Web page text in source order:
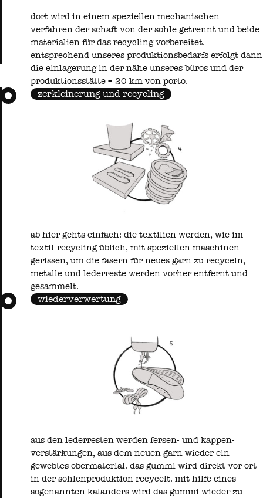
dort wird in einem speziellen mechanischen
verfahren der schaft von der sohle getrennt und beide
materialien für das recycling vorbereitet.
entsprechend unseres produktionsbedarfs erfolgt dann
die einlagerung in der nähe unseres büros und der
produktionsstätte – 20 km von porto.
zerkleinerung und recycling
ab hier gehts einfach: die textilien werden, wie im
textil-recycling üblich, mit speziellen maschinen
gerissen, um die fasern für neues garn zu recyceln,
metalle und lederreste werden vorher entfernt und
gesammelt.
wiederverwertung
aus den lederresten werden fersen- und kappen-
verstärkungen, aus dem neuen garn wieder ein
gewebtes obermaterial. das gummi wird direkt vor ort
in der sohlenproduktion recycelt. mit hilfe eines
sogenannten kalanders wird das gummi wieder zu